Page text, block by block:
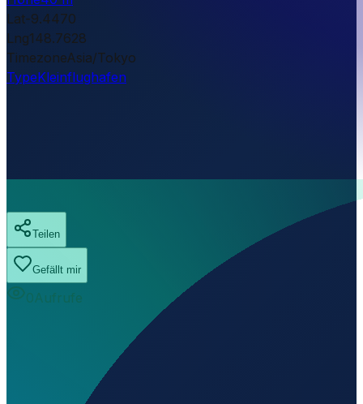
Lat-9.4470
Lng148.7628
TimezoneAsia/Tokyo
TypeKleinflughafen
Teilen
Gefällt mir
0Aufrufe